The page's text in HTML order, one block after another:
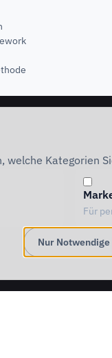
Kategorien
Für
Nur Notwendige